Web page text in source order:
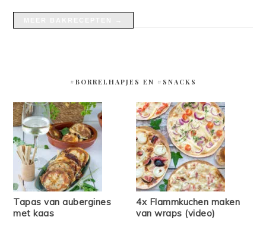
#BORRELHAPJES EN #SNACKS
Tapas van aubergines
met kaas
4x Flammkuchen maken
van wraps (video)